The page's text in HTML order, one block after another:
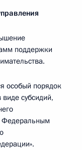
поддержки
особый порядок
субсидий,
Федеральным